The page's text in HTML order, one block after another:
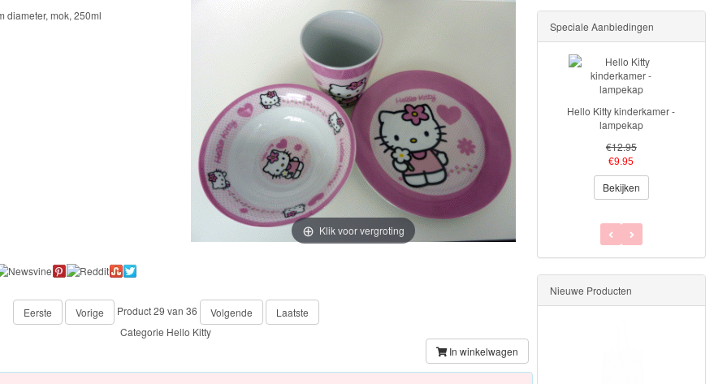
Klik voor vergroting
diameter, mok, 250ml
Eerste
Vorige Product 29 van 36 Volgende
Laatste
Categorie Hello Kitty
In winkelwagen
Speciale Aanbiedingen
Hello Kitty kinderkamer -
lampekap
€12.95
€9.95
Bekijken
Nieuwe Producten